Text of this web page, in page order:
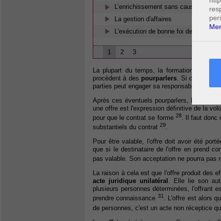
L’enrichissement sans cause
La gestion d'affaires
L'exécution de bonne foi des
1 2 3
La plupart du temps, la formation d'un
procèdent à des pourparlers. Si ces
parties peut engager sa responsabilité
Après ces éventuels pourparlers, l'une des
une offre est l'expression définitive de la
pour que le contrat se forme 28. Il faut donc
substantiels du contrat 29.
Pour être valable, l'offre doit avoir été
que si le destinataire de l'offre en prend
pas valable. Son acceptation ne pourra pas
La raison à cela est que l'offre produit des
acte juridique unilatéral . Elle lie son
plusieurs personnes déterminées, l'offrant
prendre connaissance 31 . L'offre est alors
de personnes, c'est un acte non réceptice